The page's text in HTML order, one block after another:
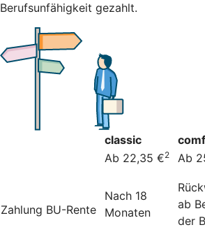
Berufsunfähigkeit gezahlt.
classic
Ab 22,35 €2 Ab
Zahlung BU-Rente
Nach 18
Monaten
ab
der